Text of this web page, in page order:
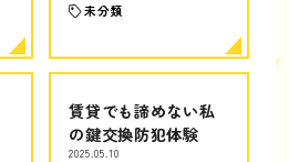
未分類
賃貸でも諦めない私
の鍵交換防犯体験
2025.05.10